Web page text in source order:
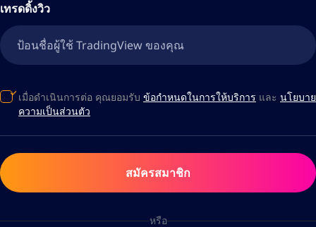
เทรดดิ้งวิว
เมื่อดำเนินการต่อ คุณยอมรับ ข้อกำหนดในการให้บริการ และ นโยบาย
ความเป็นส่วนตัว
สมัครสมาชิก
หรือ